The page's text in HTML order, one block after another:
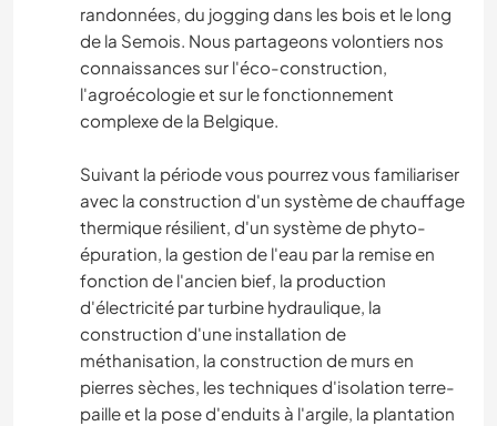
randonnées, du jogging dans les bois et le long
de la Semois. Nous partageons volontiers nos
connaissances sur l'éco-construction,
l'agroécologie et sur le fonctionnement
complexe de la Belgique.
Suivant la période vous pourrez vous familiariser
avec la construction d'un système de chauffage
thermique résilient, d'un système de phyto-
épuration, la gestion de l'eau par la remise en
fonction de l'ancien bief, la production
d'électricité par turbine hydraulique, la
construction d'une installation de
méthanisation, la construction de murs en
pierres sèches, les techniques d'isolation terre-
paille et la pose d'enduits à l'argile, la plantation